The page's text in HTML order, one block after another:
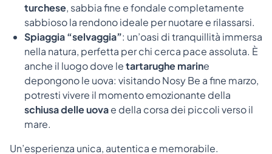
turchese, sabbia fine e fondale completamente
sabbioso la rendono ideale per nuotare e rilassarsi.
Spiaggia “selvaggia”: un’oasi di tranquillità immersa
nella natura, perfetta per chi cerca pace assoluta. È
anche il luogo dove letartarughe marine
depongono le uova: visitando Nosy Be a fine marzo,
potresti vivere il momento emozionante della
schiusa delle uovae della corsa dei piccoli verso il
mare.
Un’esperienza unica, autentica e memorabile.